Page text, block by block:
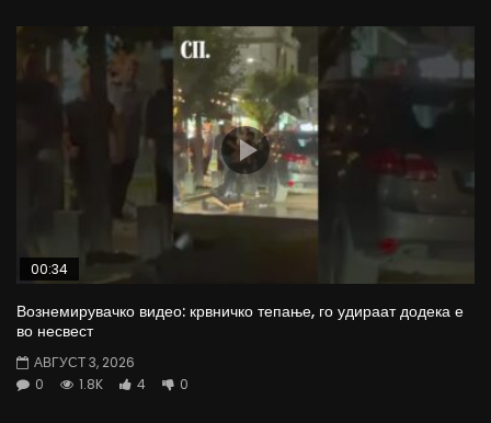
00:34
Вознемирувачко видео: крвничко тепање, го удираат додека е
во несвест
АВГУСТ 3, 2026
0
1.8K 4 0